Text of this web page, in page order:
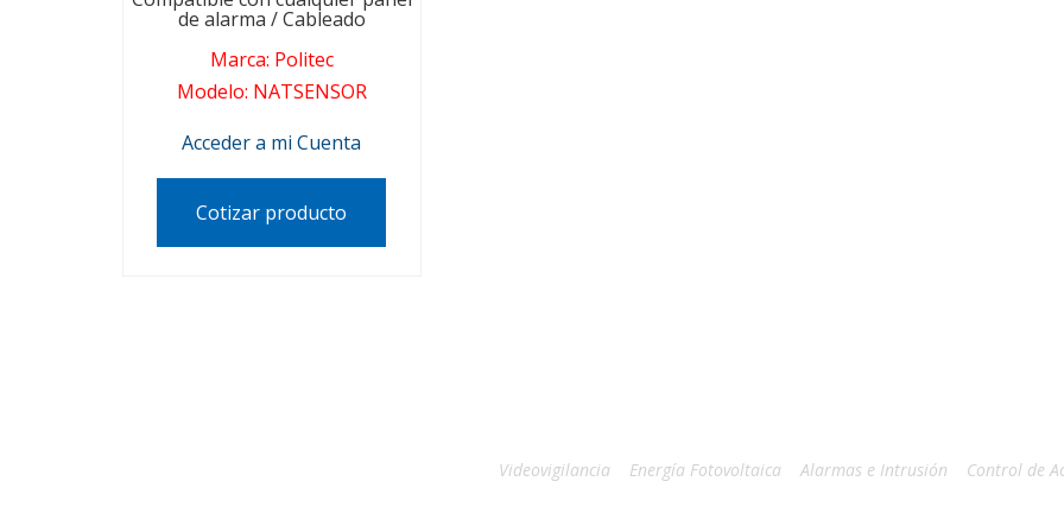
de alarma / Cableado
Marca: Politec
Modelo: NATSENSOR
Acceder a mi Cuenta
Cotizar producto
Videovigilancia Energía Fotovoltaica Alarmas e Intrusión Control de